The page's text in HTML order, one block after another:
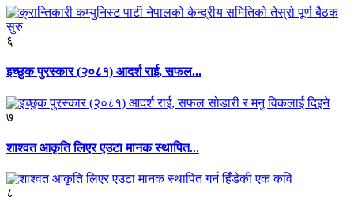
६
इच्छुक पुरस्कार (२०८१) आदर्श राई, सफल...
७
शाश्वत आकृति लिएर एउटा मानक स्थापित...
८